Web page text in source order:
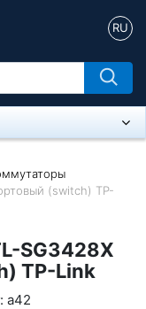
RU
(switch) TP-
SG3428X
TP-Link
а42